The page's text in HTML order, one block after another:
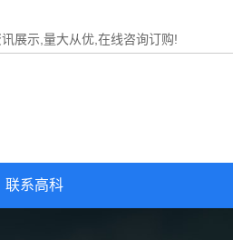
展示,量大从优,在线咨询订购!
联系高科